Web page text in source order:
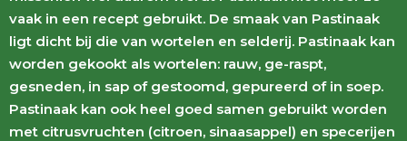
vaak in een recept gebruikt. De smaak van Pastinaak
ligt dicht bij die van wortelen en selderij. Pastinaak kan
worden gekookt als wortelen: rauw, ge-raspt,
gesneden, in sap of gestoomd, gepureerd of in soep.
Pastinaak kan ook heel goed samen gebruikt worden
met citrusvruchten (citroen, sinaasappel) en specerijen